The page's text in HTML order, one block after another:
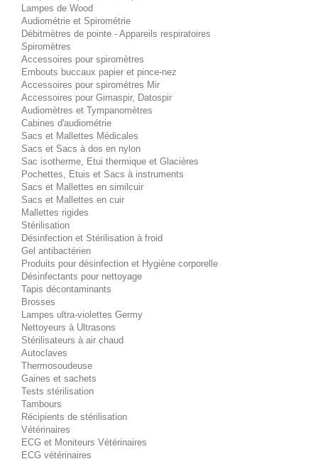
Lampes de Wood
Audiométrie et Spirométrie
Débitmètres de pointe - Appareils respiratoires
Spiromètres
Accessoires pour spiromètres
Embouts buccaux papier et pince-nez
Accessoires pour spiromètres Mir
Accessoires pour Gimaspir, Datospir
Audiomètres et Tympanomètres
Cabines d'audiométrie
Sacs et Mallettes Médicales
Sacs et Sacs à dos en nylon
Sac isotherme, Etui thermique et Glacières
Pochettes, Etuis et Sacs à instruments
Sacs et Mallettes en similcuir
Sacs et Mallettes en cuir
Mallettes rigides
Stérilisation
Désinfection et Stérilisation à froid
Gel antibactérien
Produits pour désinfection et Hygiène corporelle
Désinfectants pour nettoyage
Tapis décontaminants
Brosses
Lampes ultra-violettes Germy
Nettoyeurs à Ultrasons
Stérilisateurs à air chaud
Autoclaves
Thermosoudeuse
Gaines et sachets
Tests stérilisation
Tambours
Récipients de stérilisation
Vétérinaires
ECG et Moniteurs Vétérinaires
ECG vétérinaires